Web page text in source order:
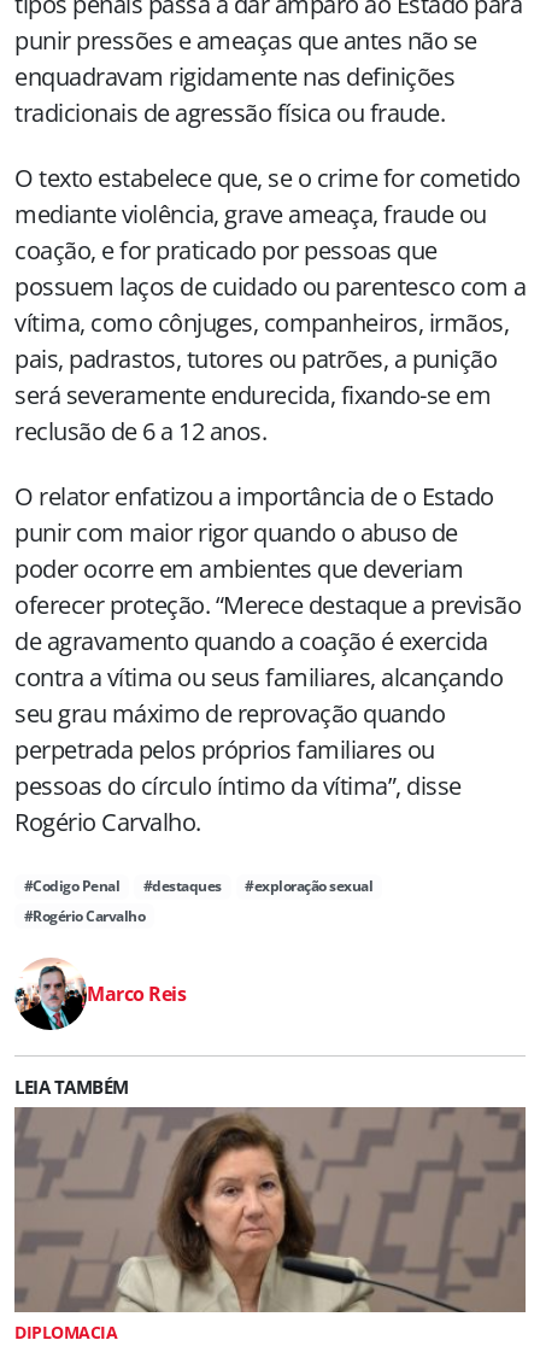
punir pressões e ameaças que antes não se
enquadravam rigidamente nas definições
tradicionais de agressão física ou fraude.
O texto estabelece que, se o crime for cometido
mediante violência, grave ameaça, fraude ou
coação, e for praticado por pessoas que
possuem laços de cuidado ou parentesco com a
vítima, como cônjuges, companheiros, irmãos,
pais, padrastos, tutores ou patrões, a punição
será severamente endurecida, fixando-se em
reclusão de 6 a 12 anos.
O relator enfatizou a importância de o Estado
punir com maior rigor quando o abuso de
poder ocorre em ambientes que deveriam
oferecer proteção. “Merece destaque a previsão
de agravamento quando a coação é exercida
contra a vítima ou seus familiares, alcançando
seu grau máximo de reprovação quando
perpetrada pelos próprios familiares ou
pessoas do círculo íntimo da vítima”, disse
Rogério Carvalho.
#Codigo Penal #destaques
#exploração sexual
#Rogério Carvalho
Marco Reis
LEIA TAMBÉM
DIPLOMACIA